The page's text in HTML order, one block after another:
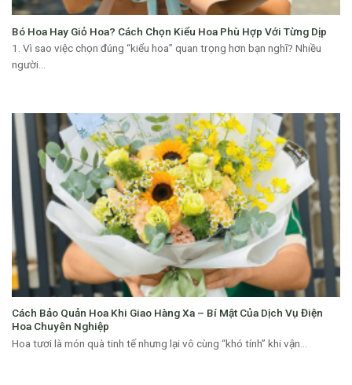
Bó Hoa Hay Giỏ Hoa? Cách Chọn Kiểu Hoa Phù Hợp Với Từng Dịp
1. Vì sao việc chọn đúng “kiểu hoa” quan trọng hơn bạn nghĩ? Nhiều
người...
Cách Bảo Quản Hoa Khi Giao Hàng Xa – Bí Mật Của Dịch Vụ Điện
Hoa Chuyên Nghiệp
Hoa tươi là món quà tinh tế nhưng lại vô cùng “khó tính” khi vận...